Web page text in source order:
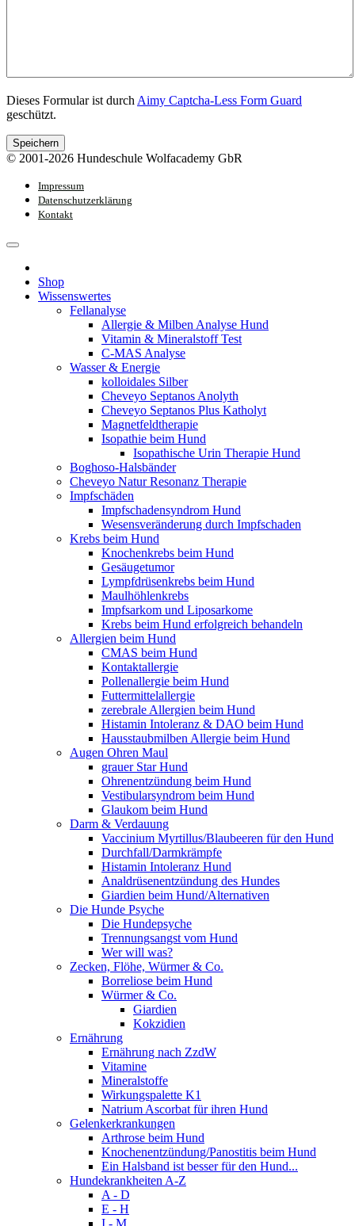
Dieses Formular ist durch Aimy Captcha-Less Form Guard
geschützt.
Speichern
© 2001-2026 Hundeschule Wolfacademy GbR
Impressum
Datenschutzerklärung
Kontakt
Shop
Wissenswertes
Fellanalyse
Allergie & Milben Analyse Hund
Vitamin & Mineralstoff Test
C-MAS Analyse
Wasser & Energie
kolloidales Silber
Cheveyo Septanos Anolyth
Cheveyo Septanos Plus Katholyt
Magnetfeldtherapie
Isopathie beim Hund
Isopathische Urin Therapie Hund
Boghoso-Halsbänder
Cheveyo Natur Resonanz Therapie
Impfschäden
Impfschadensyndrom Hund
Wesensveränderung durch Impfschaden
Krebs beim Hund
Knochenkrebs beim Hund
Gesäugetumor
Lympfdrüsenkrebs beim Hund
Maulhöhlenkrebs
Impfsarkom und Liposarkome
Krebs beim Hund erfolgreich behandeln
Allergien beim Hund
CMAS beim Hund
Kontaktallergie
Pollenallergie beim Hund
Futtermittelallergie
zerebrale Allergien beim Hund
Histamin Intoleranz & DAO beim Hund
Hausstaubmilben Allergie beim Hund
Augen Ohren Maul
grauer Star Hund
Ohrenentzündung beim Hund
Vestibularsyndrom beim Hund
Glaukom beim Hund
Darm & Verdauung
Vaccinium Myrtillus/Blaubeeren für den Hund
Durchfall/Darmkrämpfe
Histamin Intoleranz Hund
Analdrüsenentzündung des Hundes
Giardien beim Hund/Alternativen
Die Hunde Psyche
Die Hundepsyche
Trennungsangst vom Hund
Wer will was?
Zecken, Flöhe, Würmer & Co.
Borreliose beim Hund
Würmer & Co.
Giardien
Kokzidien
Ernährung
Ernährung nach ZzdW
Vitamine
Mineralstoffe
Wirkungspalette K1
Natrium Ascorbat für ihren Hund
Gelenkerkrankungen
Arthrose beim Hund
Knochenentzündung/Panostitis beim Hund
Ein Halsband ist besser für den Hund...
Hundekrankheiten A-Z
A - D
E - H
I - M